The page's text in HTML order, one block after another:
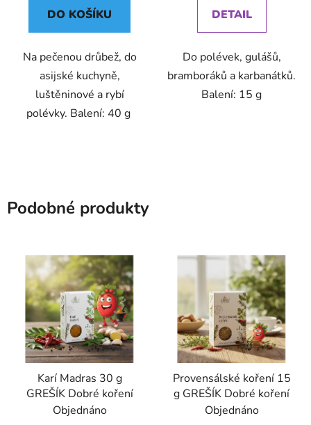
DO KOŠÍKU
Na pečenou drůbež, do
asijské kuchyně,
luštěninové a rybí
polévky. Balení: 40 g
DETAIL
Do polévek, gulášů,
bramboráků a karbanátků.
Balení: 15 g
Podobné produkty
Karí Madras 30 g
GREŠÍK Dobré koření
Objednáno
Provensálské koření 15
g GREŠÍK Dobré koření
Objednáno